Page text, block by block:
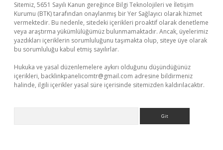
Sitemiz, 5651 Sayılı Kanun gereğince Bilgi Teknolojileri ve İletişim
Kurumu (BTK) tarafından onaylanmış bir Yer Sağlayıcı olarak hizmet
vermektedir. Bu nedenle, sitedeki içerikleri proaktif olarak denetleme
veya araştırma yükümlülüğümüz bulunmamaktadır. Ancak, üyelerimiz
yazdıkları içeriklerin sorumluluğunu taşımakta olup, siteye üye olarak
bu sorumluluğu kabul etmiş sayılırlar.
Hukuka ve yasal düzenlemelere aykırı olduğunu düşündüğünüz
içerikleri, backlinkpanelicomtr@gmail.com adresine bildirmeniz
halinde, ilgili içerikler yasal süre içerisinde sitemizden kaldırılacaktır.